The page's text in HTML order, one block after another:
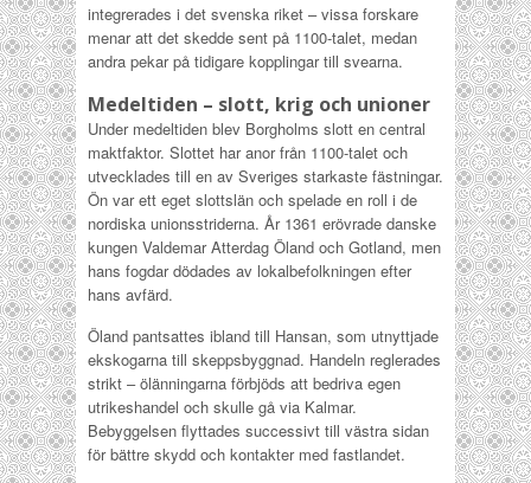
integrerades i det svenska riket – vissa forskare
menar att det skedde sent på 1100-talet, medan
andra pekar på tidigare kopplingar till svearna.
Medeltiden – slott, krig och unioner
Under medeltiden blev Borgholms slott en central
maktfaktor. Slottet har anor från 1100-talet och
utvecklades till en av Sveriges starkaste fästningar.
Ön var ett eget slottslän och spelade en roll i de
nordiska unionsstriderna. År 1361 erövrade danske
kungen Valdemar Atterdag Öland och Gotland, men
hans fogdar dödades av lokalbefolkningen efter
hans avfärd.
Öland pantsattes ibland till Hansan, som utnyttjade
ekskogarna till skeppsbyggnad. Handeln reglerades
strikt – ölänningarna förbjöds att bedriva egen
utrikeshandel och skulle gå via Kalmar.
Bebyggelsen flyttades successivt till västra sidan
för bättre skydd och kontakter med fastlandet.